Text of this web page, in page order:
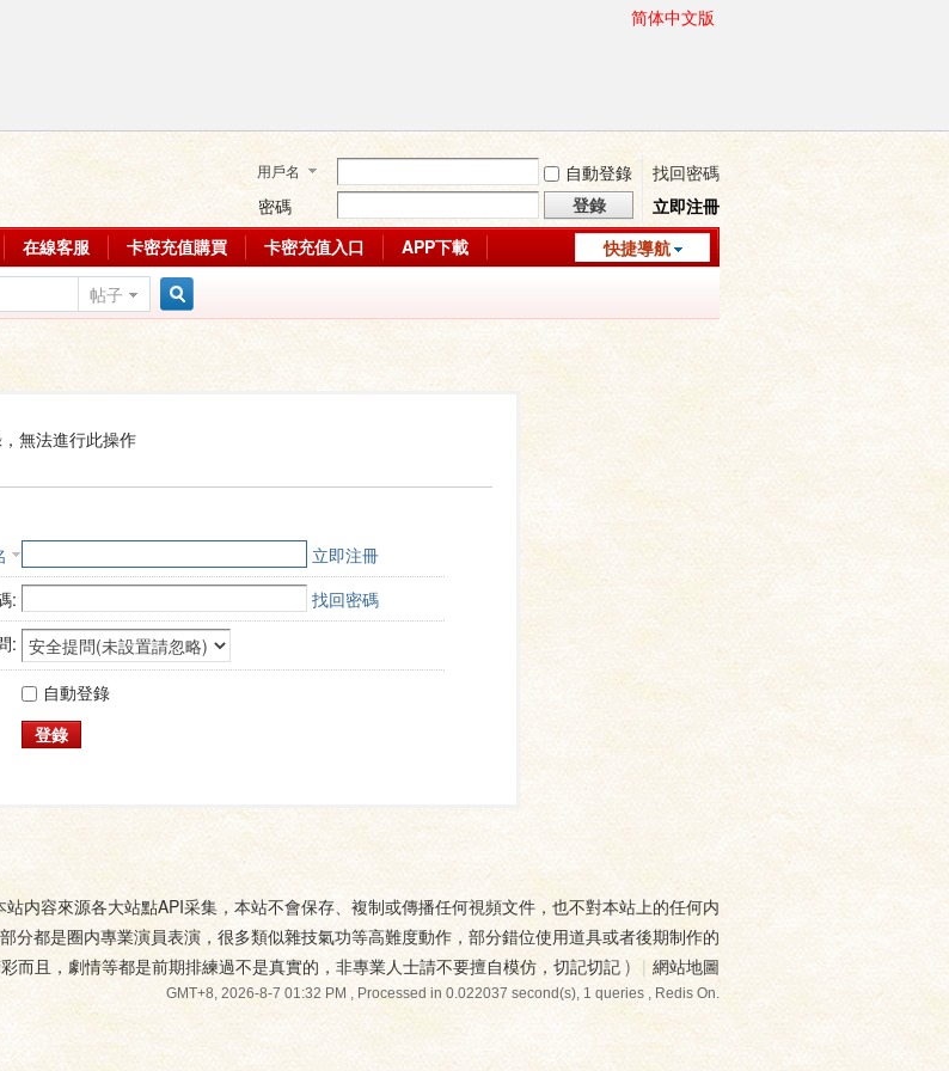
简体中文版
用戶名 自動登錄
找回密碼
密碼
登錄
立即注冊
快捷導航
在線客服 卡密充值購買 卡密充值入口
APP下載
帖子
無法進行此操作
立即注冊
:
找回密碼
:
自動登錄
登錄
站内容來源各大站點API采集，本站不會保存、複制或傳播任何視頻文件，也不對本站上的任何内
分都是圈内專業演員表演，很多類似雜技氣功等高難度動作，部分錯位使用道具或者後期制作的
而且，劇情等都是前期排練過不是真實的，非專業人士請不要擅自模仿，切記切記 ) | 網站地圖
GMT+8, 2026-8-7 01:32 PM, Processed in 0.022037 second(s), 1 queries , Redis On.